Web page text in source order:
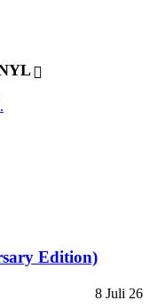
Edition)
8 Juli 26